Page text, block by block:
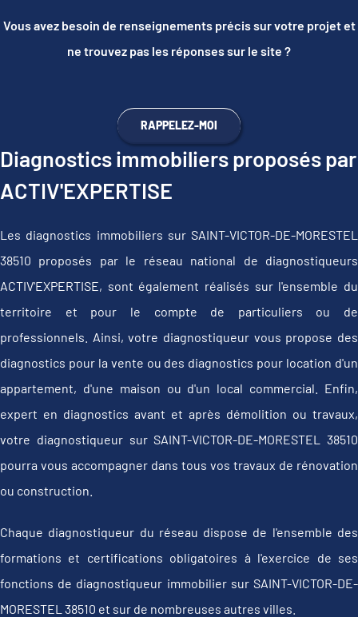
Vous avez besoin de renseignements précis sur votre projet et
ne trouvez pas les réponses sur le site ?
RAPPELEZ-MOI
Diagnostics immobiliers proposés par
ACTIV'EXPERTISE
Les diagnostics immobiliers sur SAINT-VICTOR-DE-MORESTEL
38510 proposés par le réseau national de diagnostiqueurs
ACTIV'EXPERTISE, sont également réalisés sur l'ensemble du
territoire et pour le compte de particuliers ou de
professionnels. Ainsi, votre diagnostiqueur vous propose des
diagnostics pour la vente ou des diagnostics pour location d'un
appartement, d'une maison ou d'un local commercial. Enfin,
expert en diagnostics avant et après démolition ou travaux,
votre diagnostiqueur sur SAINT-VICTOR-DE-MORESTEL 38510
pourra vous accompagner dans tous vos travaux de rénovation
ou construction.
Chaque diagnostiqueur du réseau dispose de l'ensemble des
formations et certifications obligatoires à l'exercice de ses
fonctions de diagnostiqueur immobilier sur SAINT-VICTOR-DE-
MORESTEL 38510 et sur de nombreuses autres villes.